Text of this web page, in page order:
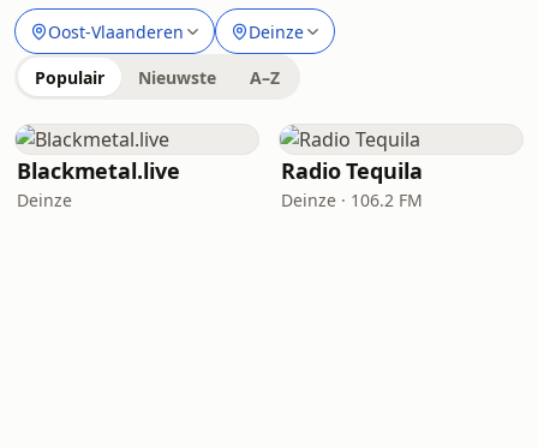
Oost-Vlaanderen Deinze
Populair Nieuwste A–Z
Blackmetal.live
Deinze
Radio Tequila
Deinze · 106.2 FM